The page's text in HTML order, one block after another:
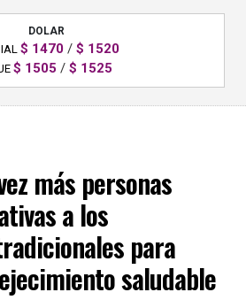
DOLAR
$ 1470 / $ 1520
$ 1505 / $ 1525
más personas
a los
para
saludable